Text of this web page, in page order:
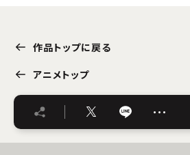
作品トップに戻る
アニメトップ
…